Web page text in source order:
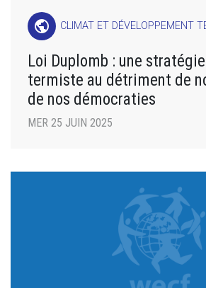
public CLIMAT ET DÉVELOPPEMENT
Loi Duplomb : une
termiste au détriment de
de nos démocraties
MER 25 JUIN 2025